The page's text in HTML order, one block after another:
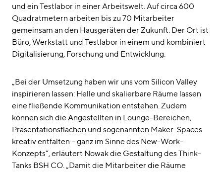
und ein Testlabor in einer Arbeitswelt. Auf circa 600
Quadratmetern arbeiten bis zu 70 Mitarbeiter
gemeinsam an den Hausgeräten der Zukunft. Der Ort ist
Büro, Werkstatt und Testlabor in einem und kombiniert
Digitalisierung, Forschung und Entwicklung.
„Bei der Umsetzung haben wir uns vom Silicon Valley
inspirieren lassen: Helle und skalierbare Räume lassen
eine fließende Kommunikation entstehen. Zudem
können sich die Angestellten in Lounge-Bereichen,
Präsentationsflächen und sogenannten Maker-Spaces
kreativ entfalten – ganz im Sinne des New-Work-
Konzepts“, erläutert Nowak die Gestaltung des Think-
Tanks BSH CO. „Damit die Mitarbeiter die Räume